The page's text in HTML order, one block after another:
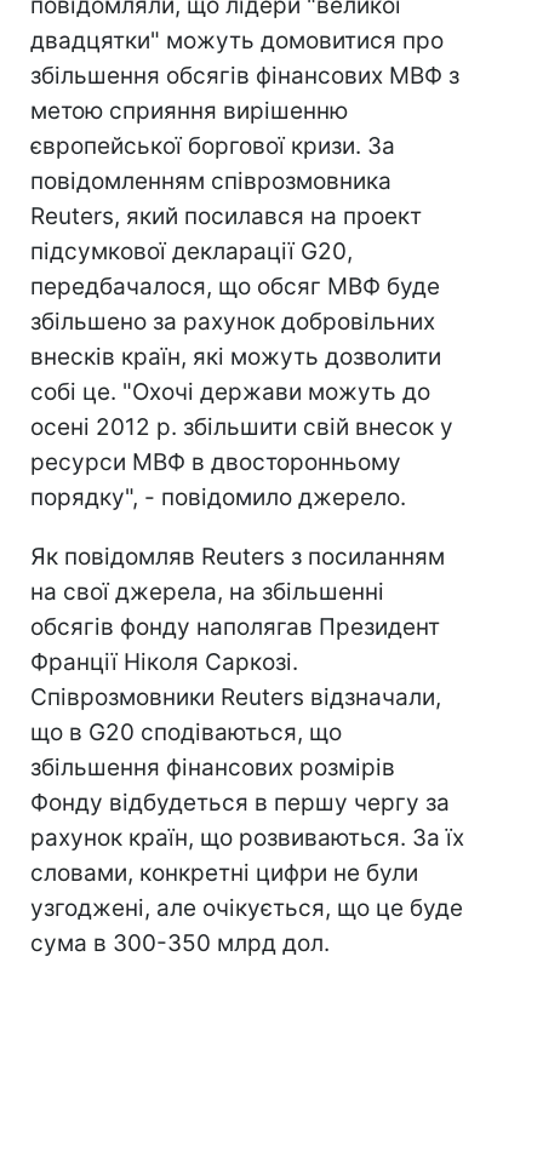
двадцятки" можуть домовитися про
збільшення обсягів фінансових МВФ з
метою сприяння вирішенню
європейської боргової кризи. За
повідомленням співрозмовника
Reuters, який посилався на проект
підсумкової декларації G20,
передбачалося, що обсяг МВФ буде
збільшено за рахунок добровільних
внесків країн, які можуть дозволити
собі це. "Охочі держави можуть до
осені 2012 р. збільшити свій внесок у
ресурси МВФ в двосторонньому
порядку", - повідомило джерело.
Як повідомляв Reuters з посиланням
на свої джерела, на збільшенні
обсягів фонду наполягав Президент
Франції Ніколя Саркозі.
Співрозмовники Reuters відзначали,
що в G20 сподіваються, що
збільшення фінансових розмірів
Фонду відбудеться в першу чергу за
рахунок країн, що розвиваються. За їх
словами, конкретні цифри не були
узгоджені, але очікується, що це буде
сума в 300-350 млрд дол.